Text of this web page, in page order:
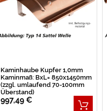
Kaminhaube Kupfer 1,0mm
Kaminmaß: BxL= 850x1450mm
(zzgl. umlaufend 70-100mm
Überstand)
997,49 €